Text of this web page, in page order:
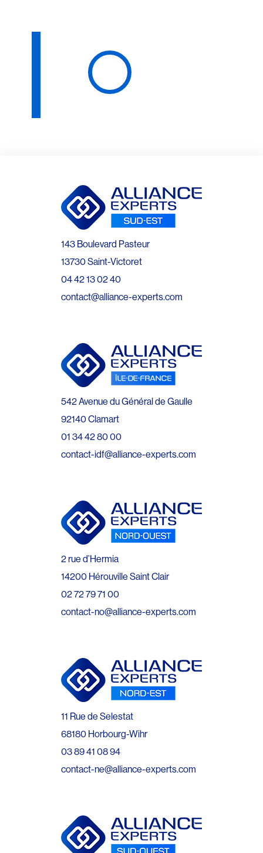
143 Boulevard Pasteur
13730 Saint-Victoret
04 42 13 02 40
contact@alliance-experts.com
542 Avenue du Général de Gaulle
92140 Clamart
01 34 42 80 00
contact-idf@alliance-experts.com
2 rue d’Hermia
14200 Hérouville Saint Clair
02 72 79 71 00
contact-no@alliance-experts.com
11 Rue de Selestat
68180 Horbourg-Wihr
03 89 41 08 94
contact-ne@alliance-experts.com